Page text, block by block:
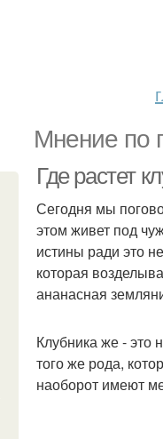
Мнение по
Где растет
Сегодня мы
этом живет под
истины ради это
которая
ананасная
Клубника же - это
того же рода,
наоборот имеют